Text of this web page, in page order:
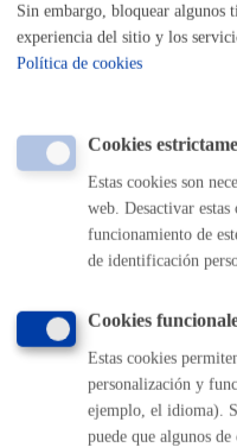
Actividades relacionadas
Actividades relacionadas
Sorteos
Volver al índice
Sin embargo, bloquear algunos
experiencia del sitio y los
Política de cookies
Cookies
Estas cookies son
web. Desactivar
funcionamiento de
de identificación
Cookies
Estas cookies
personalización y
ejemplo, el idioma).
puede que algunos